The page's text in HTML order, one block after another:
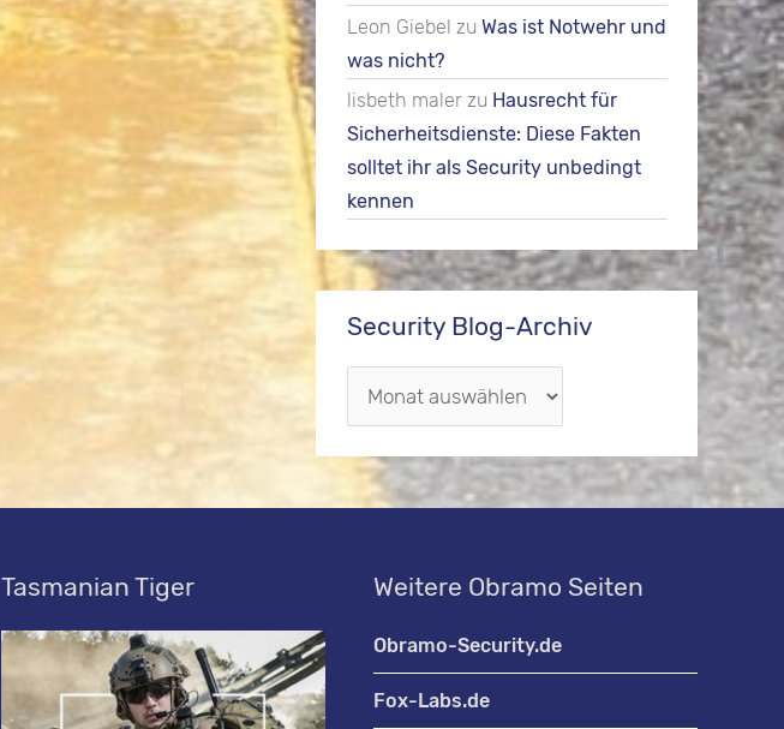
Leon Giebel zu Was ist Notwehr und
was nicht?
lisbeth malerzu Hausrecht für
Sicherheitsdienste: Diese Fakten
solltet ihr als Security unbedingt
kennen
Security Blog-Archiv
e
u
Tasmanian Tiger Weitere Obramo Seiten
Obramo-Security.de
Fox-Labs.de